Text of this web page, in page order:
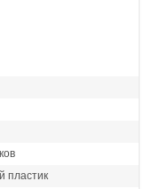
пластик